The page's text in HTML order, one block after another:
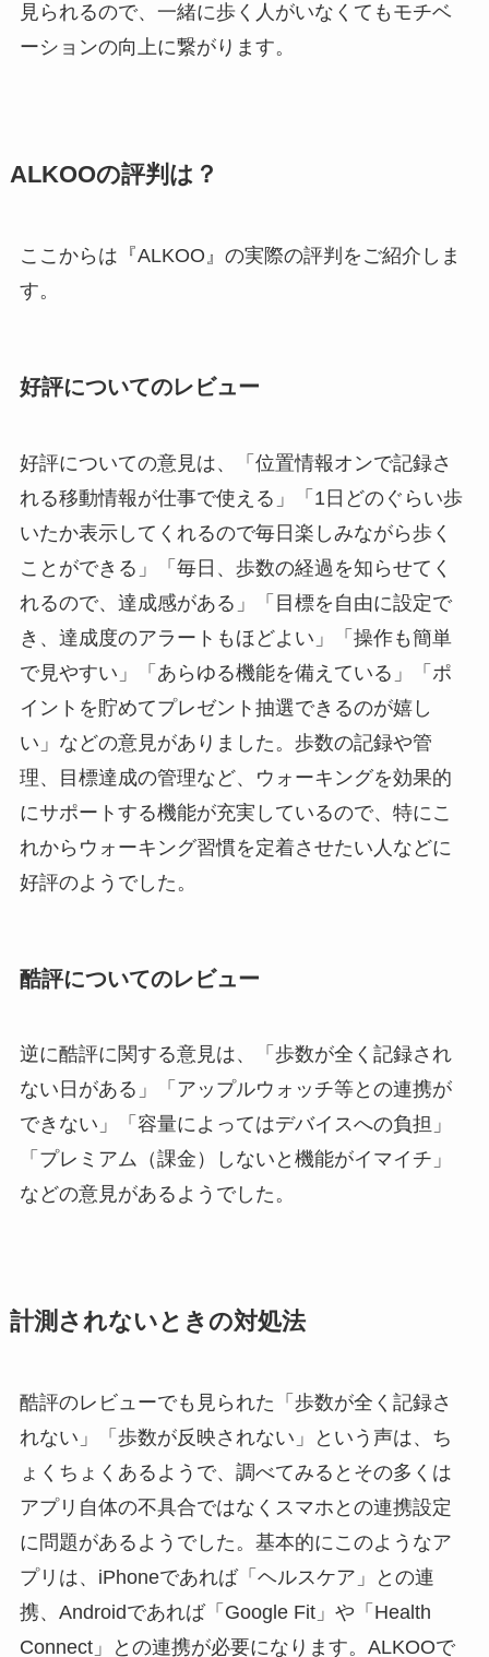
見られるので、一緒に歩く人がいなくてもモチベ
ーションの向上に繋がります。
ALKOOの評判は？
ここからは『ALKOO』の実際の評判をご紹介しま
す。
好評についてのレビュー
好評についての意見は、「位置情報オンで記録さ
れる移動情報が仕事で使える」「1日どのぐらい歩
いたか表示してくれるので毎日楽しみながら歩く
ことができる」「毎日、歩数の経過を知らせてく
れるので、達成感がある」「目標を自由に設定で
き、達成度のアラートもほどよい」「操作も簡単
で見やすい」「あらゆる機能を備えている」「ポ
イントを貯めてプレゼント抽選できるのが嬉し
い」などの意見がありました。歩数の記録や管
理、目標達成の管理など、ウォーキングを効果的
にサポートする機能が充実しているので、特にこ
れからウォーキング習慣を定着させたい人などに
好評のようでした。
酷評についてのレビュー
逆に酷評に関する意見は、「歩数が全く記録され
ない日がある」「アップルウォッチ等との連携が
できない」「容量によってはデバイスへの負担」
「プレミアム（課金）しないと機能がイマイチ」
などの意見があるようでした。
計測されないときの対処法
酷評のレビューでも見られた「歩数が全く記録さ
れない」「歩数が反映されない」という声は、ち
ょくちょくあるようで、調べてみるとその多くは
アプリ自体の不具合ではなくスマホとの連携設定
に問題があるようでした。基本的にこのようなア
プリは、iPhoneであれば「ヘルスケア」との連
携、Androidであれば「Google Fit」や「Health
Connect」との連携が必要になります。ALKOOで